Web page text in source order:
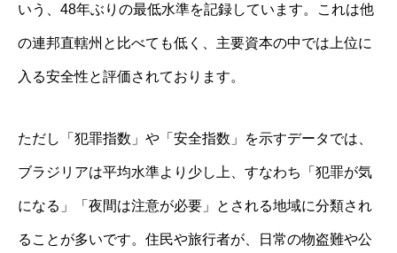
いう、48年ぶりの最低水準を記録しています。これは他
の連邦直轄州と比べても低く、主要資本の中では上位に
入る安全性と評価されております。
ただし「犯罪指数」や「安全指数」を示すデータでは、
ブラジリアは平均水準より少し上、すなわち「犯罪が気
になる」「夜間は注意が必要」とされる地域に分類され
ることが多いです。住民や旅行者が、日常の物盗難や公